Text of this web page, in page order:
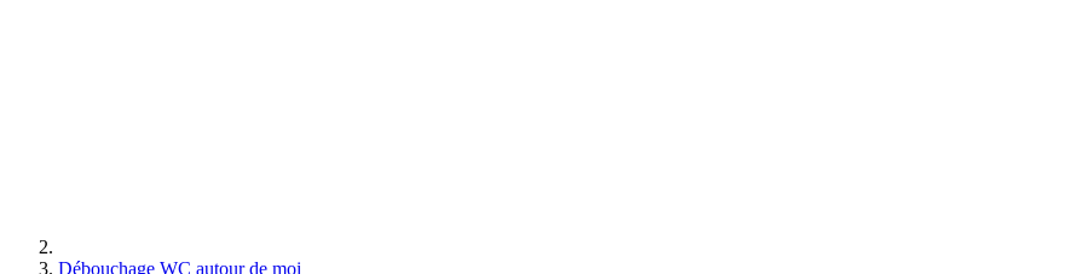
Débouchage WC autour de moi